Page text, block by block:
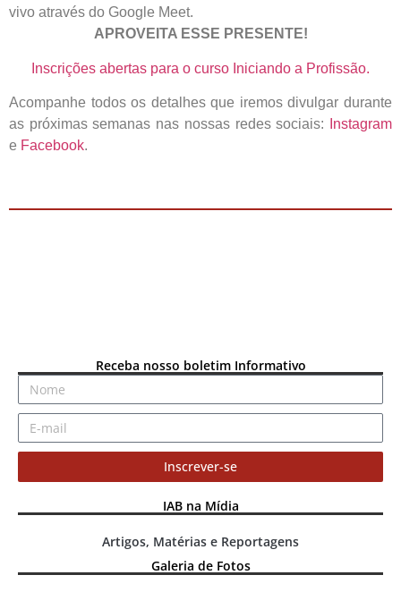
vivo através do Google Meet.
APROVEITA ESSE PRESENTE!
Inscrições abertas para o curso Iniciando a Profissão.
Acompanhe todos os detalhes que iremos divulgar durante
as próximas semanas nas nossas redes sociais:
Instagram
e Facebook.
Receba nosso boletim Informativo
Inscrever-se
IAB na Mídia
Artigos, Matérias e Reportagens
Galeria de Fotos